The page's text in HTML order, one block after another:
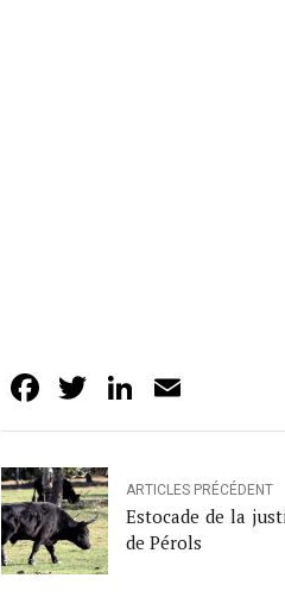
Facebook
TwitterLinkedIn
ARTICLES PRÉCÉDENT
Estocade de la
de Pérols